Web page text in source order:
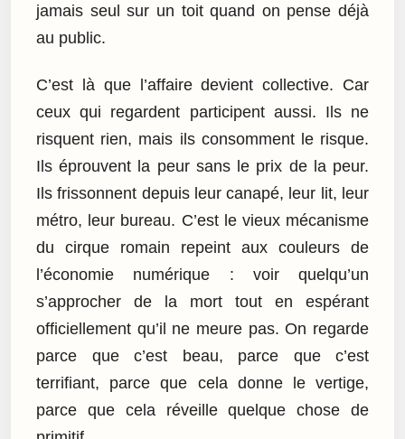
jamais seul sur un toit quand on pense déjà
au public.
C’est là que l’affaire devient collective. Car
ceux qui regardent participent aussi. Ils ne
risquent rien, mais ils consomment le risque.
Ils éprouvent la peur sans le prix de la peur.
Ils frissonnent depuis leur canapé, leur lit, leur
métro, leur bureau. C’est le vieux mécanisme
du cirque romain repeint aux couleurs de
l’économie numérique : voir quelqu’un
s’approcher de la mort tout en espérant
officiellement qu’il ne meure pas. On regarde
parce que c’est beau, parce que c’est
terrifiant, parce que cela donne le vertige,
parce que cela réveille quelque chose de